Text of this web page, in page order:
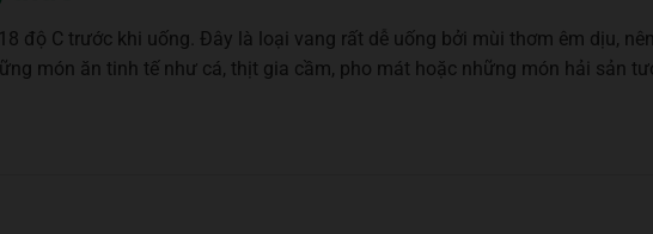
độ C trước khi uống. Đây là loại vang rất dễ uống bởi mùi thơm êm dịu,
món ăn tinh tế như cá, thịt gia cầm, pho mát hoặc những món hải sản